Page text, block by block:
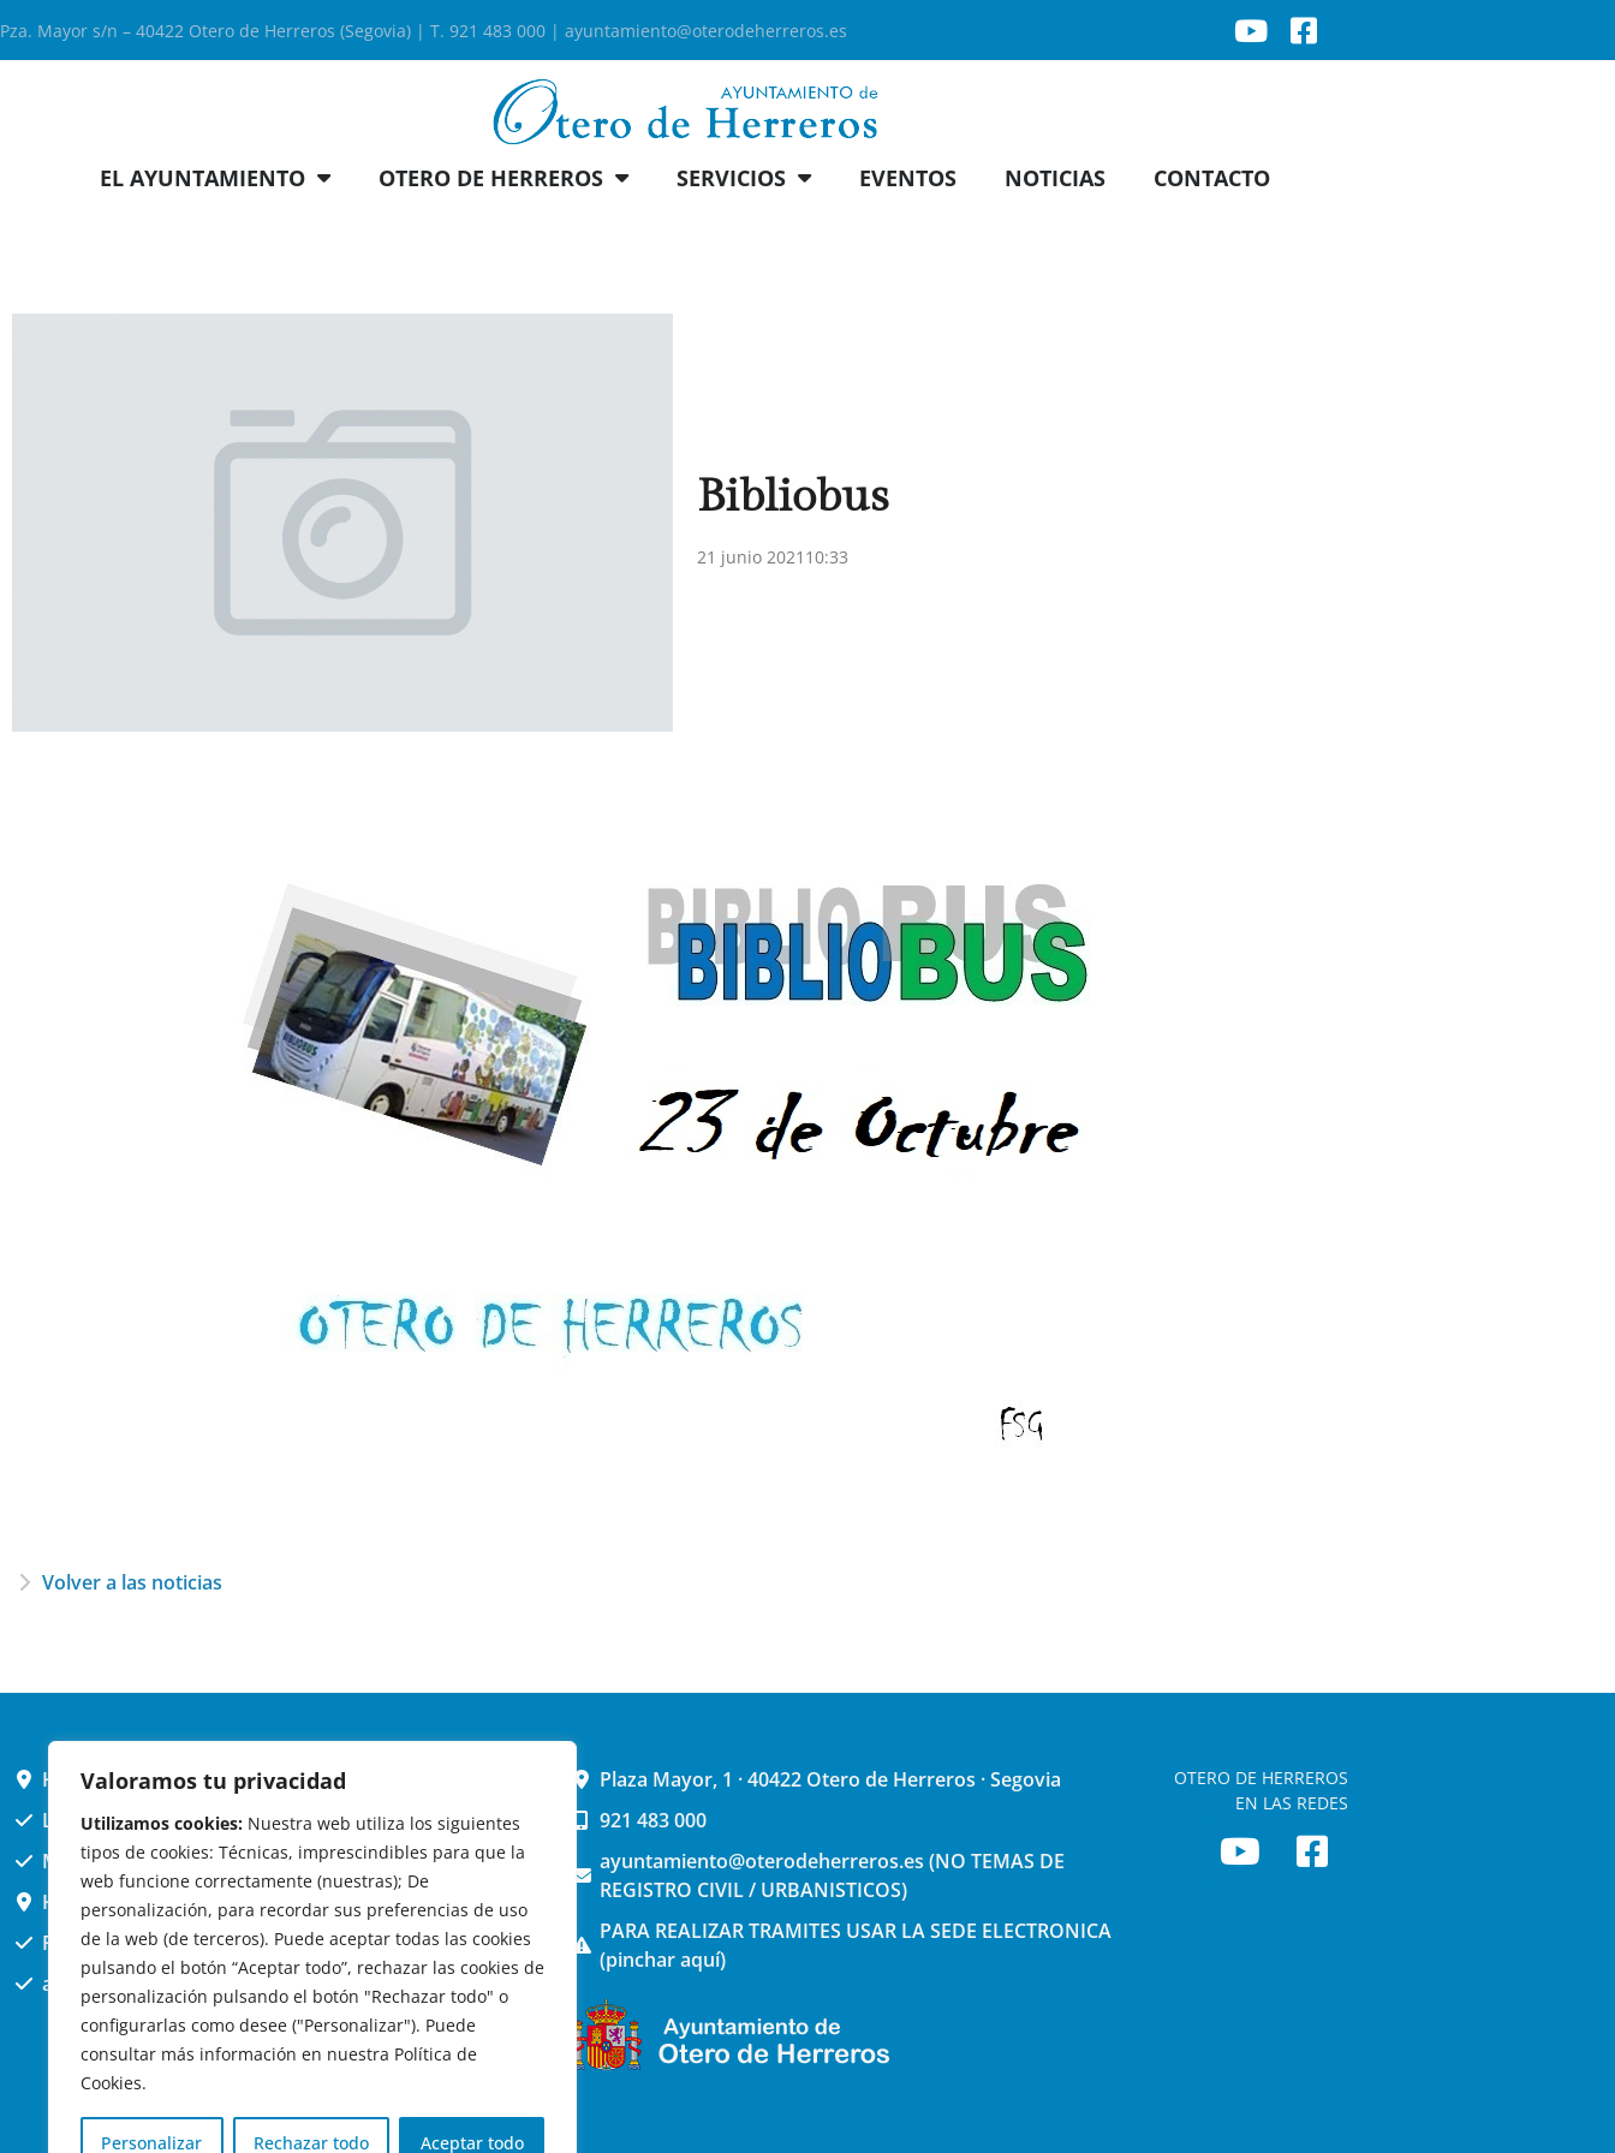
Valoramos tu privacidad
Utilizamos cookies: Nuestra web utiliza los siguientes
tipos de cookies: Técnicas, imprescindibles para que la
web funcione correctamente (nuestras); De
personalización, para recordar sus preferencias de uso
de la web (de terceros). Puede aceptar todas las cookies
pulsando el botón “Aceptar todo”, rechazar las cookies de
personalización pulsando el botón "Rechazar todo" o
configurarlas como desee ("Personalizar"). Puede
consultar más información en nuestra Política de
Cookies.
Personalizar Rechazar todo Aceptar todo
Pza. Mayor s/n – 40422 Otero de Herreros (Segovia) | T. 921 483 000 | ayuntamiento@oterodeherreros.es
EL AYUNTAMIENTO OTERO DE HERREROS SERVICIOS EVENTOS NOTICIAS CONTACTO
Bibliobus
21 junio 2021 10:33
Volver a las noticias
HORARIO AYUNTAMIENTO
L,X,J,V 9 a 14h
MARTES cerrado atención presencial
HORARIO ARQUITECTO
Presencial jueves 12h a 14:30
att. telefónica jueves 10 a 14:30h.
Plaza Mayor, 1 · 40422 Otero de Herreros · Segovia
921 483 000
ayuntamiento@oterodeherreros.es (NO TEMAS DE
REGISTRO CIVIL / URBANISTICOS)
PARA REALIZAR TRAMITES USAR LA SEDE ELECTRONICA
(pinchar aquí)
OTERO DE HERREROS
EN LAS REDES